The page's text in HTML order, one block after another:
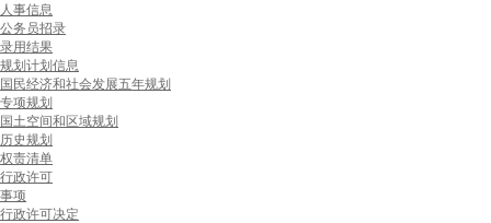
人事信息
公务员招录
录用结果
规划计划信息
国民经济和社会发展五年规划
专项规划
国土空间和区域规划
历史规划
权责清单
行政许可
事项
行政许可决定